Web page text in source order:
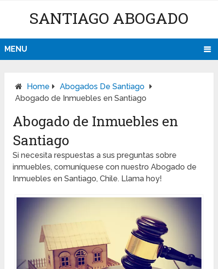
SANTIAGO ABOGADO
MENU
Home
Abogados De Santiago
Abogado de Inmuebles en Santiago
Abogado de Inmuebles en
Santiago
Si necesita respuestas a sus preguntas sobre
inmuebles, comuníquese con nuestro Abogado de
Inmuebles en Santiago, Chile. Llama hoy!